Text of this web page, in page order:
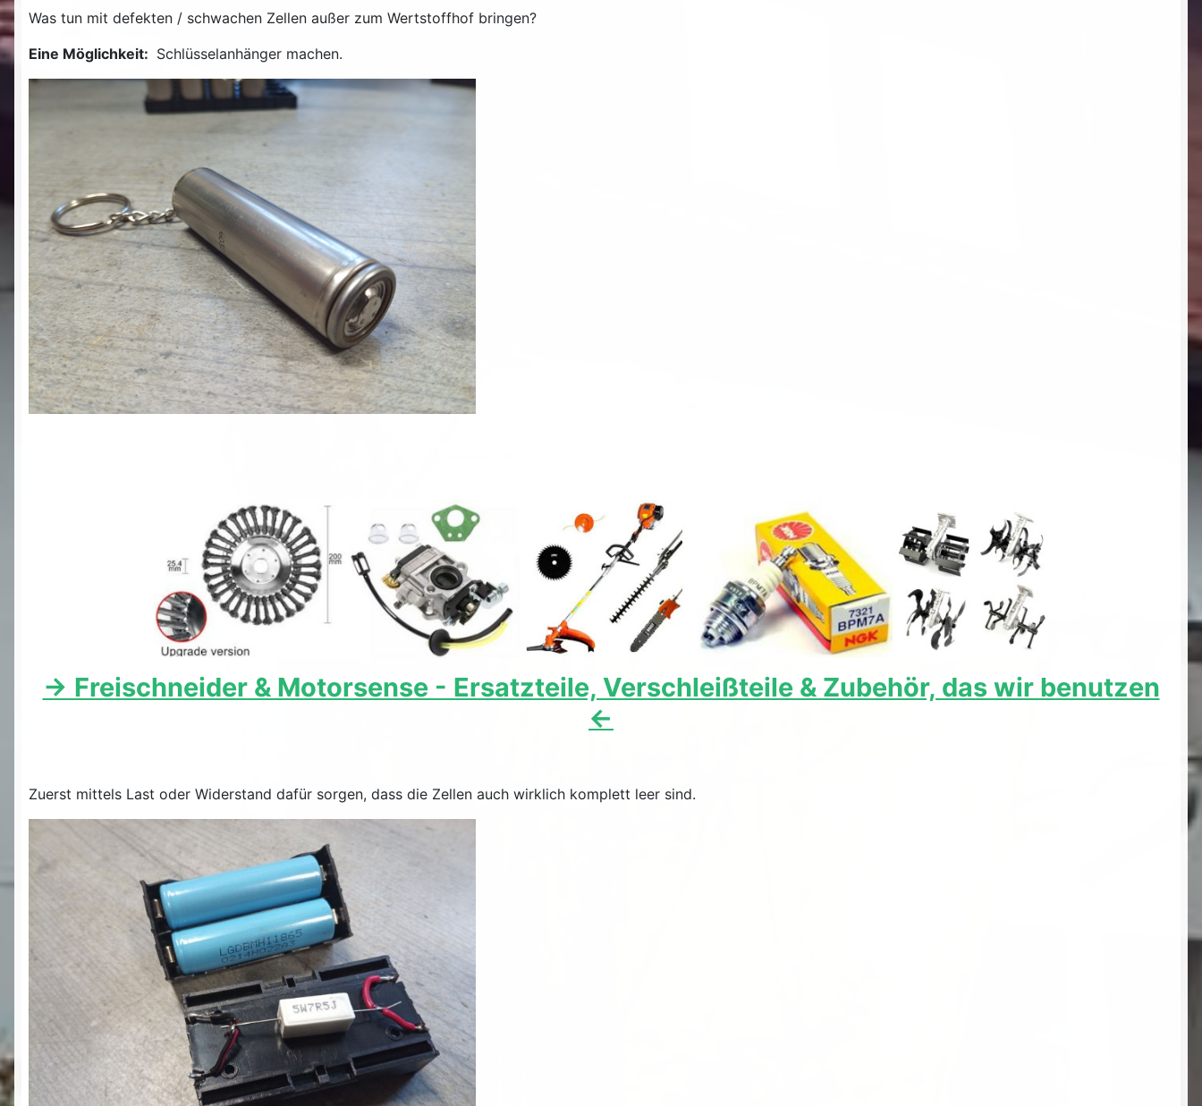
Was tun mit defekten / schwachen Zellen außer zum Wertstoffhof bringen?
Eine Möglichkeit: Schlüsselanhänger machen.
-> Freischneider & Motorsense - Ersatzteile, Verschleißteile & Zubehör, das wir benutzen
<-
Zuerst mittels Last oder Widerstand dafür sorgen, dass die Zellen auch wirklich komplett leer sind.